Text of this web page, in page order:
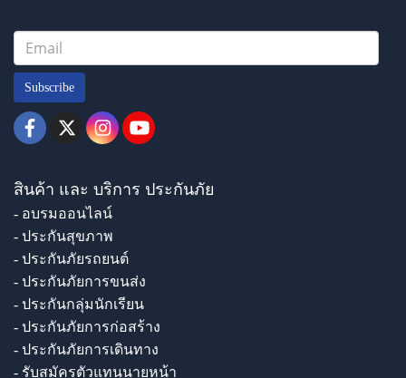
Subscribe
สินค้า และ บริการ ประกันภัย
- อบรมออนไลน์
- ประกันสุขภาพ
- ประกันภัยรถยนต์
- ประกันภัยการขนส่ง
- ประกันกลุ่มนักเรียน
- ประกันภัยการก่อสร้าง
- ประกันภัยการเดินทาง
- รับสมัครตัวแทนนายหน้า